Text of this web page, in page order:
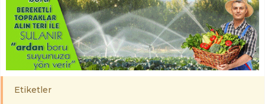
Etiketler